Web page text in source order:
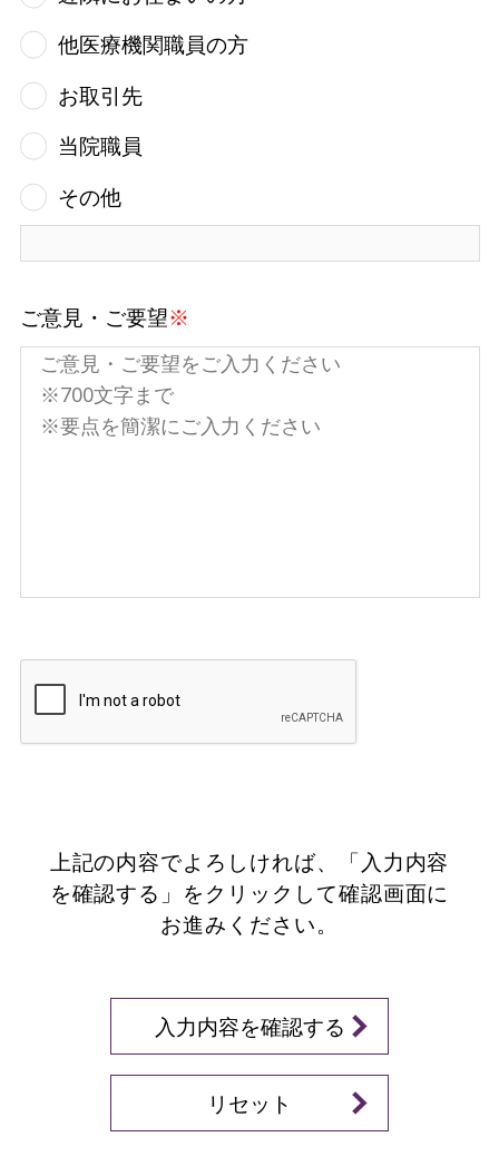
他医療機関職員の方
お取引先
当院職員
その他
ご意見・ご要望※
上記の内容でよろしければ、「入力内容
を確認する」を クリックして確認画面に
お進みください。
入力内容を確認する
リセット